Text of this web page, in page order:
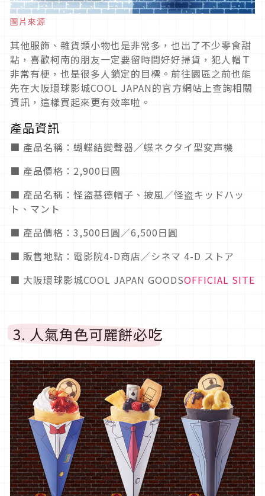
圖片來源
其他服飾、雜貨類小物也是非常多，也出了不少零食甜
點，喜歡柯南的朋友一定要留時間好好掃貨，犯人帽Ｔ
非常有梗，也是很多人鎖定的目標。前往園區之前也能
先在大阪環球影城COOL JAPAN的官方網站上查詢相關
資訊，這樣買起來更有效率啦。
產品資訊
■ 產品名稱：蝴蝶結變聲器／蝶ネクタイ型変声機
■ 產品價格：2,900日圓
■ 產品名稱：怪盜基德帽子、披風／怪盗キッドハッ
ト、マント
■ 產品價格：3,500日圓／6,500日圓
■ 販售地點：電影院4-D商店／シネマ 4-D ストア
■ 大阪環球影城COOL JAPAN GOODSOFFICIAL SITE
3. 人氣角色可麗餅必吃